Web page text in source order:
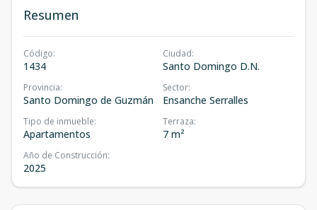
Resumen
Código:
1434
Ciudad:
Santo Domingo D.N.
Provincia:
Santo Domingo de Guzmán
Sector:
Ensanche Serralles
Tipo de inmueble:
Apartamentos
Terraza:
7 m²
Año de Construcción:
2025